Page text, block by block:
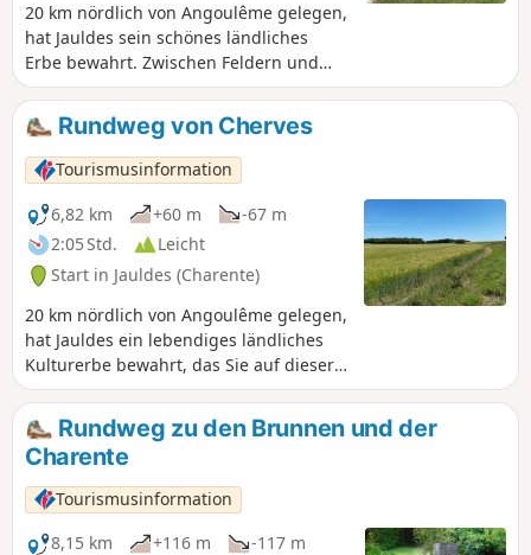
20 km nördlich von Angoulême gelegen,
hat Jauldes sein schönes ländliches
Erbe bewahrt. Zwischen Feldern und
Wäldern lohnt es sich, in den
charmanten Dörfern mit ihren alten
Gebäuden aus typischen kleinen
Kalksteinquadern zu verweilen.
Rundweg von Cherves
Tourismusinformation
6,82 km
+60 m
-67 m
2:05 Std.
Leicht
Start in Jauldes (Charente)
20 km nördlich von Angoulême gelegen,
hat Jauldes ein lebendiges ländliches
Kulturerbe bewahrt, das Sie auf dieser
kleinen Wanderung rund um Cherves
entdecken können.
Rundweg zu den Brunnen und der
Charente
Tourismusinformation
8,15 km
+116 m
-117 m